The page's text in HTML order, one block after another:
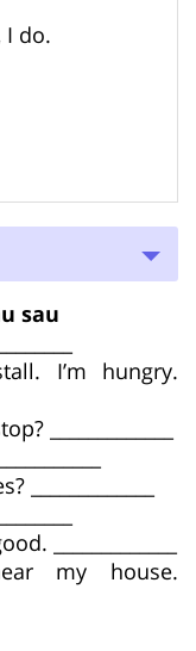
I do.
sau
I’m hungry.
_____________
_____________
my house.